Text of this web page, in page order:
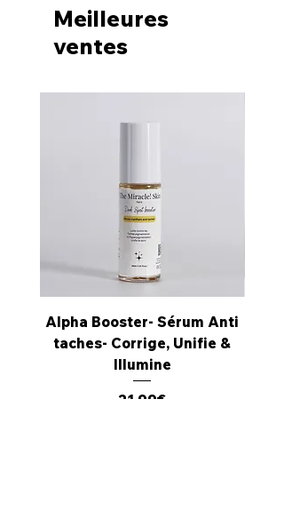
Meilleures
ventes
Alpha Booster- Sérum Anti
taches- Corrige, Unifie &
Illumine
Price
21,99€